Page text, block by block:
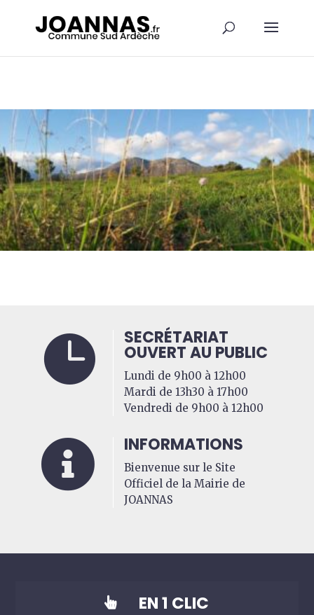
 SECRÉTARIAT
OUVERT AU PUBLIC
Lundi de 9h00 à 12h00
Mardi de 13h30 à 17h00
Vendredi de 9h00 à 12h00
 INFORMATIONS
Bienvenue sur le Site
Officiel de la Mairie de
JOANNAS
 EN 1 CLIC